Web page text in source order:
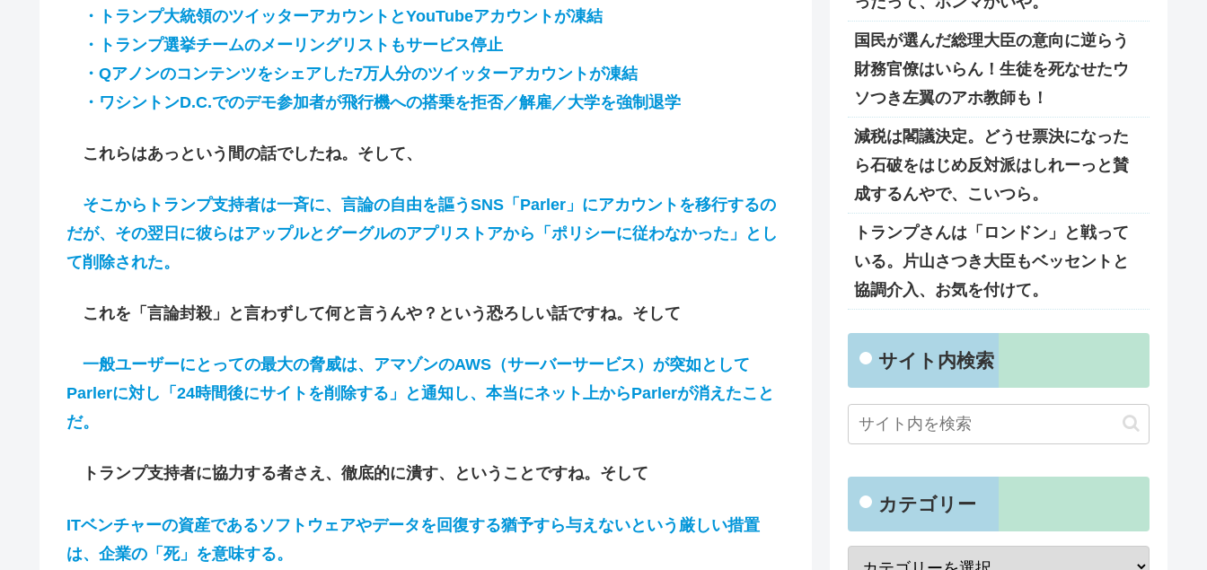
・トランプ大統領のツイッターアカウントとYouTubeアカウントが凍結
・トランプ選挙チームのメーリングリストもサービス停止
・Qアノンのコンテンツをシェアした7万人分のツイッターアカウントが凍結
・ワシントンD.C.でのデモ参加者が飛行機への搭乗を拒否／解雇／大学を強制退学
これらはあっという間の話でしたね。そして、
そこからトランプ支持者は一斉に、言論の自由を謳うSNS「Parler」にアカウントを移行するの
だが、その翌日に彼らはアップルとグーグルのアプリストアから「ポリシーに従わなかった」とし
て削除された。
これを「言論封殺」と言わずして何と言うんや？という恐ろしい話ですね。そして
一般ユーザーにとっての最大の脅威は、アマゾンのAWS（サーバーサービス）が突如として
Parlerに対し「24時間後にサイトを削除する」と通知し、本当にネット上からParlerが消えたこと
だ。
トランプ支持者に協力する者さえ、徹底的に潰す、ということですね。そして
ITベンチャーの資産であるソフトウェアやデータを回復する猶予すら与えないという厳しい措置
は、企業の「死」を意味する。
国民が選んだ総理大臣の意向に逆らう
財務官僚はいらん！生徒を死なせたウ
ソつき左翼のアホ教師も！
減税は閣議決定。どうせ票決になった
ら石破をはじめ反対派はしれーっと賛
成するんやで、こいつら。
トランプさんは「ロンドン」と戦って
いる。片山さつき大臣もベッセントと
協調介入、お気を付けて。
サイト内検索
カテゴリー